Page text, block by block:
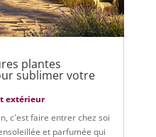
plantes
sublimer votre
extérieur
c'est faire entrer chez soi
et parfumée qui